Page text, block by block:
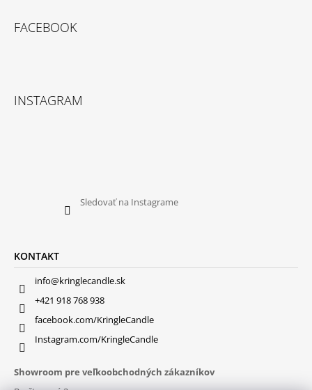
FACEBOOK
INSTAGRAM
Sledovať na Instagrame
KONTAKT
info@kringlecandle.sk
+421 918 768 938
facebook.com/KringleCandle
Instagram.com/KringleCandle
Showroom pre veľkoobchodných zákazníkov